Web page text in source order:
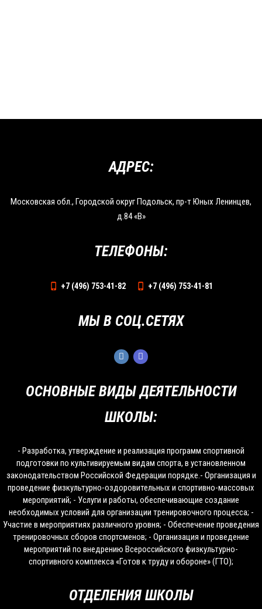
ОСНОВНЫЕ ВИДЫ ДЕЯТЕЛЬНОСТИ
ШКОЛЫ:
- Разработка, утверждение и реализация программ спортивной
подготовки по культивируемым видам спорта, в установленном
законодательством Российской Федерации порядке.- Организация и
проведение физкультурно-оздоровительных и спортивно-массовых
мероприятий; - Услуги и работы, обеспечивающие создание
необходимых условий для организации тренировочного процесса; -
Участие в мероприятиях различного уровня; - Обеспечение проведения
тренировочных сборов спортсменов; - Организация и проведение
мероприятий по внедрению Всероссийского физкультурно-
спортивного комплекса «Готов к труду и обороне» (ГТО);
ОТДЕЛЕНИЯ ШКОЛЫ
АДРЕС:
Московская обл., Городской округ Подольск, пр-т Юных Ленинцев,
д.84 «В»
ТЕЛЕФОНЫ:
+7 (496) 753-41-82 +7 (496) 753-41-81
МЫ В СОЦ.СЕТЯХ